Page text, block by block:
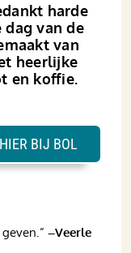
harde
dag van de
van
heerlijke
en koffie.
–Veerle
BIJ BOL